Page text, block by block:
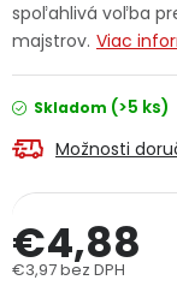
Kontakty
Reklamačný
Obchodné
Podmienky
spoľahlivá voľba
majstrov. Viac
Skladom (>5 ks)
Možnosti
€4,88
€3,97 bez DPH